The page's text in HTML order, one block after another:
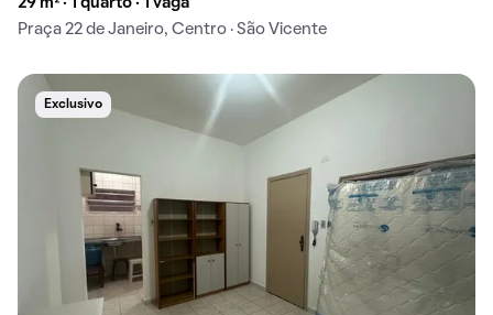
Praça 22 de Janeiro, Centro · São Vicente
Exclusivo